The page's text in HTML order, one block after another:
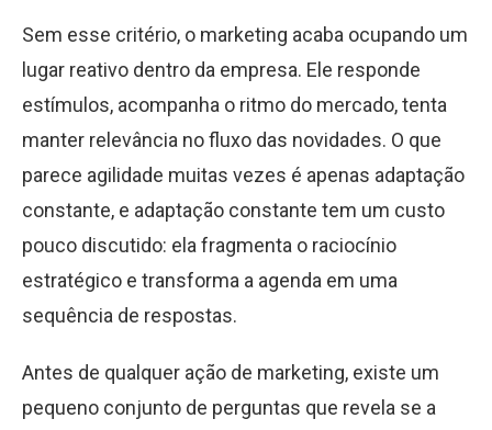
Sem esse critério, o marketing acaba ocupando um
lugar reativo dentro da empresa. Ele responde
estímulos, acompanha o ritmo do mercado, tenta
manter relevância no fluxo das novidades. O que
parece agilidade muitas vezes é apenas adaptação
constante, e adaptação constante tem um custo
pouco discutido: ela fragmenta o raciocínio
estratégico e transforma a agenda em uma
sequência de respostas.
Antes de qualquer ação de marketing, existe um
pequeno conjunto de perguntas que revela se a